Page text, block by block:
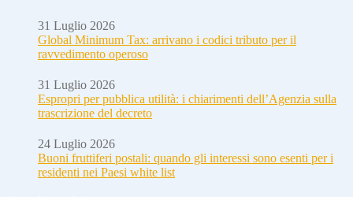
31 Luglio 2026
Global Minimum Tax: arrivano i codici tributo per il
ravvedimento operoso
31 Luglio 2026
Espropri per pubblica utilità: i chiarimenti dell’Agenzia sulla
trascrizione del decreto
24 Luglio 2026
Buoni fruttiferi postali: quando gli interessi sono esenti per i
residenti nei Paesi white list